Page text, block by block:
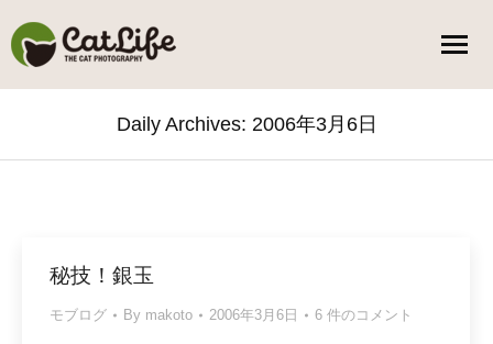
Daily Archives: 2006年3月6日
秘技！銀玉
モブログ By makoto 2006年3月6日 6 件のコメント